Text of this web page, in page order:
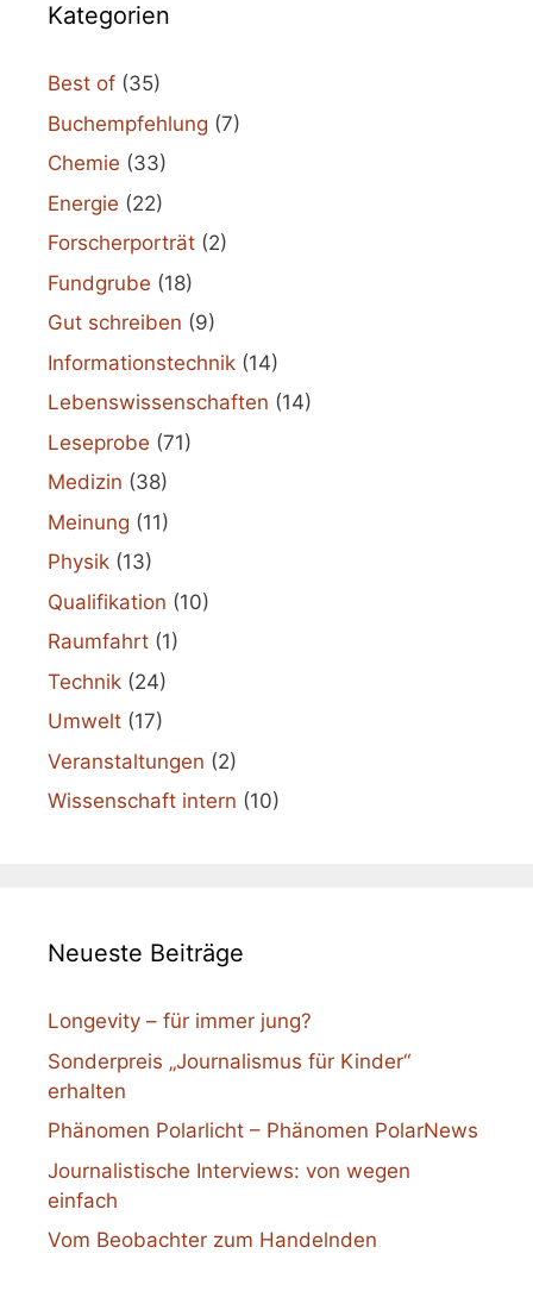
Kategorien
Best of (35)
Buchempfehlung (7)
Chemie (33)
Energie (22)
Forscherporträt (2)
Fundgrube (18)
Gut schreiben (9)
Informationstechnik (14)
Lebenswissenschaften (14)
Leseprobe (71)
Medizin (38)
Meinung (11)
Physik (13)
Qualifikation (10)
Raumfahrt (1)
Technik (24)
Umwelt (17)
Veranstaltungen (2)
Wissenschaft intern (10)
Neueste Beiträge
Longevity – für immer jung?
Sonderpreis „Journalismus für Kinder“
erhalten
Phänomen Polarlicht – Phänomen PolarNews
Journalistische Interviews: von wegen
einfach
Vom Beobachter zum Handelnden